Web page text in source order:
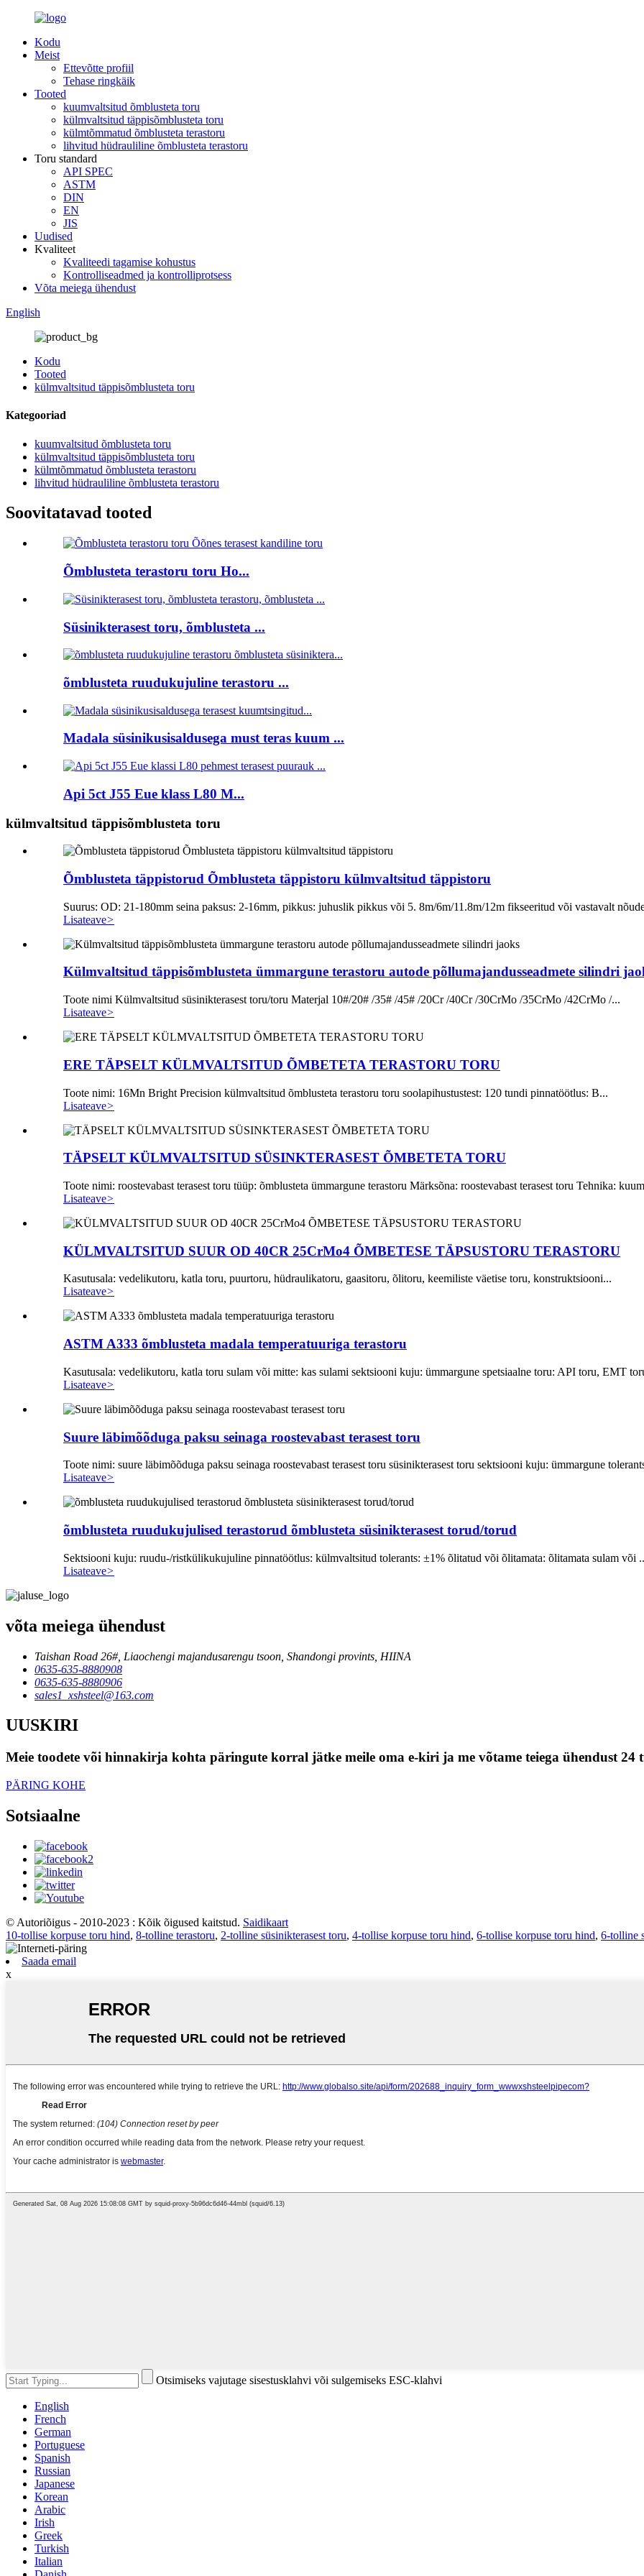
Kodu
Meist
Ettevõtte profiil
Tehase ringkäik
Tooted
kuumvaltsitud õmblusteta toru
külmvaltsitud täppisõmblusteta toru
külmtõmmatud õmblusteta terastoru
lihvitud hüdrauliline õmblusteta terastoru
Toru standard
API SPEC
ASTM
DIN
EN
JIS
Uudised
Kvaliteet
Kvaliteedi tagamise kohustus
Kontrolliseadmed ja kontrolliprotsess
Võta meiega ühendust
English
Kodu
Tooted
külmvaltsitud täppisõmblusteta toru
Kategooriad
kuumvaltsitud õmblusteta toru
külmvaltsitud täppisõmblusteta toru
külmtõmmatud õmblusteta terastoru
lihvitud hüdrauliline õmblusteta terastoru
Soovitatavad tooted
Õmblusteta terastoru toru Ho...
Süsinikterasest toru, õmblusteta ...
õmblusteta ruudukujuline terastoru ...
Madala süsinikusisaldusega must teras kuum ...
Api 5ct J55 Eue klass L80 M...
külmvaltsitud täppisõmblusteta toru
Õmblusteta täppistorud Õmblusteta täppistoru külmvaltsitud täppistoru
Suurus: OD: 21-180mm seina paksus: 2-16mm, pikkus: juhuslik pikkus või 5. 8m/6m/11.8m/12m fikseeritud või vastavalt
Lisateave>
Külmvaltsitud täppisõmblusteta ümmargune terastoru autode põllumajandusseadmete silindri
Toote nimi Külmvaltsitud süsinikterasest toru/toru Materjal 10#/20# /35# /45# /20Cr /40Cr /30CrMo /35CrMo /42CrMo /...
Lisateave>
ERE TÄPSELT KÜLMVALTSITUD ÕMBETETA TERASTORU TORU
Toote nimi: 16Mn Bright Precision külmvaltsitud õmblusteta terastoru toru soolapihustustest: 120 tundi pinnatöötlus: B...
Lisateave>
TÄPSELT KÜLMVALTSITUD SÜSINKTERASEST ÕMBETETA TORU
Toote nimi: roostevabast terasest toru tüüp: õmblusteta ümmargune terastoru Märksõna: roostevabast terasest toru Tehnika:
Lisateave>
KÜLMVALTSITUD SUUR OD 40CR 25CrMo4 ÕMBETESE TÄPSUSTORU TERASTORU
Kasutusala: vedelikutoru, katla toru, puurtoru, hüdraulikatoru, gaasitoru, õlitoru, keemiliste väetise toru, konstruktsiooni...
Lisateave>
ASTM A333 õmblusteta madala temperatuuriga terastoru
Kasutusala: vedelikutoru, katla toru sulam või mitte: kas sulami sektsiooni kuju: ümmargune spetsiaalne toru: API toru, EMT
Lisateave>
Suure läbimõõduga paksu seinaga roostevabast terasest toru
Toote nimi: suure läbimõõduga paksu seinaga roostevabast terasest toru süsinikterasest toru sektsiooni kuju: ümmargune
Lisateave>
õmblusteta ruudukujulised terastorud õmblusteta süsinikterasest torud/torud
Sektsiooni kuju: ruudu-/ristkülikukujuline pinnatöötlus: külmvaltsitud tolerants: ±1% õlitatud või õlitamata: õlitamata sulam või
Lisateave>
võta meiega ühendust
Taishan Road 26#, Liaochengi majandusarengu tsoon, Shandongi provints, HIINA
0635-635-8880908
0635-635-8880906
sales1_xshsteel@163.com
UUSKIRI
Meie toodete või hinnakirja kohta päringute korral jätke meile oma e-kiri ja me võtame teiega ühendust 24
PÄRING KOHE
Sotsiaalne
© Autoriõigus - 2010-2023 : Kõik õigused kaitstud. Saidikaart
10-tollise korpuse toru hind, 8-tolline terastoru, 2-tolline süsinikterasest toru, 4-tollise korpuse toru hind, 6-tollise korpuse toru hind, 6-tolline
Saada email
x
Otsimiseks vajutage sisestusklahvi või sulgemiseks ESC-klahvi
English
French
German
Portuguese
Spanish
Russian
Japanese
Korean
Arabic
Irish
Greek
Turkish
Italian